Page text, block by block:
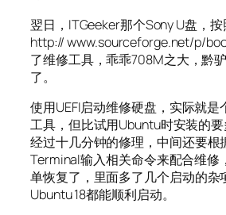
翌日，ITGeeker那个Sony U盘，
http:// www.sourceforge.net/p/
了维修工具，乖乖708M之大，黔
了。
使用UEFI启动维修硬盘，实际就
工具，但比试用Ubuntu时安装的
经过十几分钟的修理，中间还要根
Terminal输入相关命令来配合维修
单恢复了，里面多了几个启动的杂
Ubuntu 18都能顺利启动。